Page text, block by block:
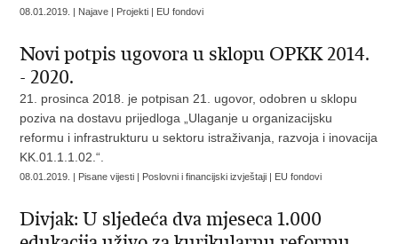
08.01.2019. | Najave | Projekti | EU fondovi
Novi potpis ugovora u sklopu OPKK 2014.
- 2020.
21. prosinca 2018. je potpisan 21. ugovor, odobren u sklopu
poziva na dostavu prijedloga „Ulaganje u organizacijsku
reformu i infrastrukturu u sektoru istraživanja, razvoja i inovacija
KK.01.1.1.02.“.
08.01.2019. | Pisane vijesti | Poslovni i financijski izvještaji | EU fondovi
Divjak: U sljedeća dva mjeseca 1.000